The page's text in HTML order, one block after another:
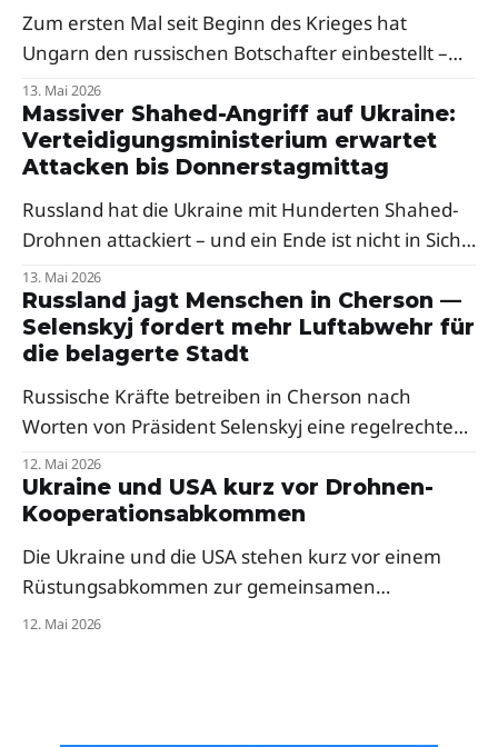
Zum ersten Mal seit Beginn des Krieges hat
Ungarn den russischen Botschafter einbestellt –
als Reaktion auf russische Drohnenangriffe auf die
Oblast Transkarpatien. Premierminister Péter
Magyar sprach von einer klaren Verurteilung,
Selenskyj dankte Budapest.
13. Mai 2026
Massiver Shahed-Angriff auf Ukraine:
Verteidigungsministerium erwartet
Attacken bis Donnerstagmittag
Russland hat die Ukraine mit Hunderten Shahed-
Drohnen attackiert – und ein Ende ist nicht in Sicht.
Ein Berater des Verteidigungsministeriums warnt
vor weiteren Raketenangriffen in der Nacht.
Besonders hart traf es den Westen des Landes.
13. Mai 2026
Russland jagt Menschen in Cherson —
Selenskyj fordert mehr Luftabwehr für
die belagerte Stadt
Russische Kräfte betreiben in Cherson nach
Worten von Präsident Selenskyj eine regelrechte
Menschenjagd mit Drohnen. Der Präsident fordert
dringend mehr Abfangsysteme und Mittel zur
elektronischen Kriegsführung für die frontnahe
Stadt.
12. Mai 2026
Ukraine und USA kurz vor Drohnen-
Kooperationsabkommen
Die Ukraine und die USA stehen kurz vor einem
Rüstungsabkommen zur gemeinsamen
Drohnenproduktion. Das Pentagon hat
12. Mai 2026